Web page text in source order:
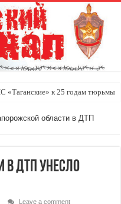
«Таганские» к 25 годам тюрьмы
транспорт
области в ДТП
в ДТП унесло
Leave a comment